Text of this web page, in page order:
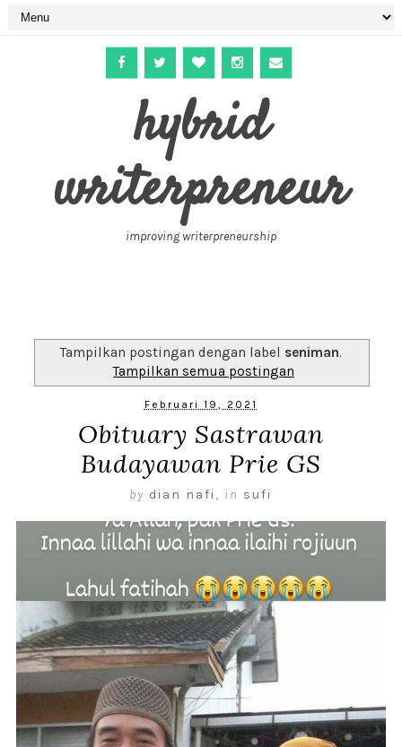
hybrid
writerpreneur
improving writerpreneurship
Tampilkan postingan dengan label seniman.
Tampilkan semua postingan
Februari 19, 2021
Obituary Sastrawan
Budayawan Prie GS
by dian nafi , in sufi